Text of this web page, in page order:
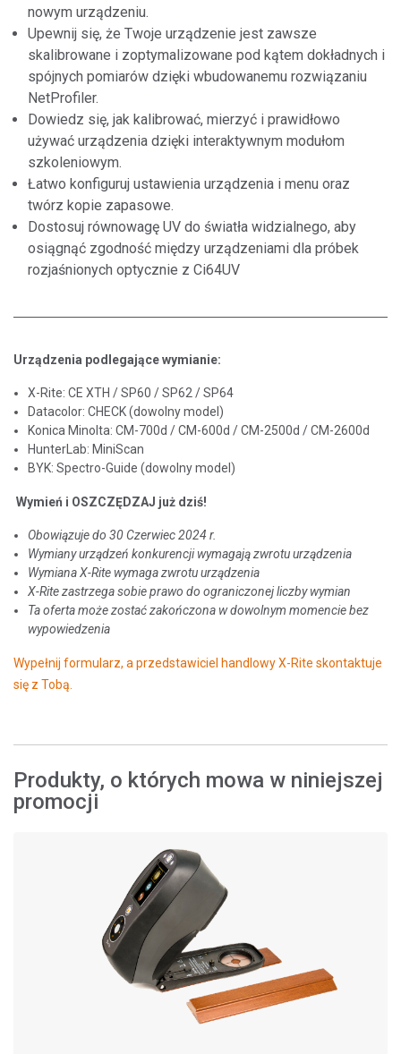
nowym urządzeniu.
Upewnij się, że Twoje urządzenie jest zawsze
skalibrowane i zoptymalizowane pod kątem dokładnych i
spójnych pomiarów dzięki wbudowanemu rozwiązaniu
NetProfiler.
Dowiedz się, jak kalibrować, mierzyć i prawidłowo
używać urządzenia dzięki interaktywnym modułom
szkoleniowym.
Łatwo konfiguruj ustawienia urządzenia i menu oraz
twórz kopie zapasowe.
Dostosuj równowagę UV do światła widzialnego, aby
osiągnąć zgodność między urządzeniami dla próbek
rozjaśnionych optycznie z Ci64UV
Urządzenia podlegające wymianie:
X-Rite: CE XTH / SP60 / SP62 / SP64
Datacolor: CHECK (dowolny model)
Konica Minolta: CM-700d / CM-600d / CM-2500d / CM-2600d
HunterLab: MiniScan
BYK: Spectro-Guide (dowolny model)
Wymień i OSZCZĘDZAJ już dziś!
Obowiązuje do 30 Czerwiec2024 r.
Wymiany urządzeń konkurencji wymagają zwrotu urządzenia
Wymiana X-Rite wymaga zwrotu urządzenia
X-Rite zastrzega sobie prawo do ograniczonej liczby wymian
Ta oferta może zostać zakończona w dowolnym momencie bez
wypowiedzenia
Wypełnij formularz, a przedstawiciel handlowy X-Rite skontaktuje
się z Tobą.
Produkty, o których mowa w niniejszej
promocji